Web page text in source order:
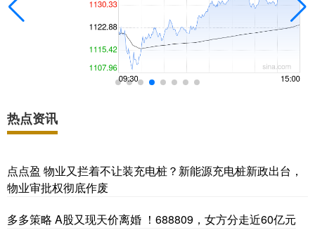
热点资讯
点点盈 物业又拦着不让装充电桩？新能源充电桩新政出台，
物业审批权彻底作废
多多策略 A股又现天价离婚 ！688809，女方分走近60亿元